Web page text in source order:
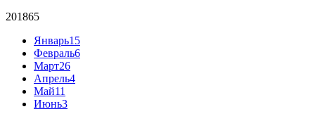
201865
Январь15
Февраль6
Март26
Апрель4
Май11
Июнь3